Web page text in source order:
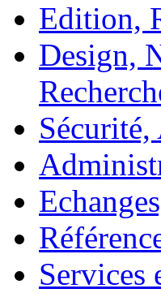
Edition,
Design,
Services